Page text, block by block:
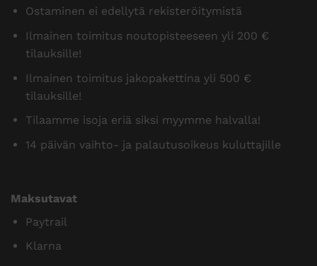
Ostaminen ei edellytä rekisteröitymistä
Ilmainen toimitus noutopisteeseen yli 200 €
tilauksille!
Ilmainen toimitus jakopakettina yli 500 €
tilauksille!
Tilaamme isoja eriä siksi myymme halvalla!
14 päivän vaihto- ja palautusoikeus kuluttajille
Maksutavat
Paytrail
Klarna